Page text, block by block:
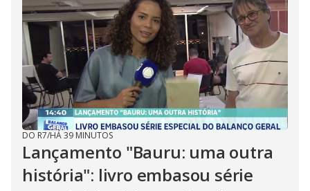
DO R7/HÁ 39 MINUTOS
Lançamento "Bauru: uma outra
história": livro embasou série